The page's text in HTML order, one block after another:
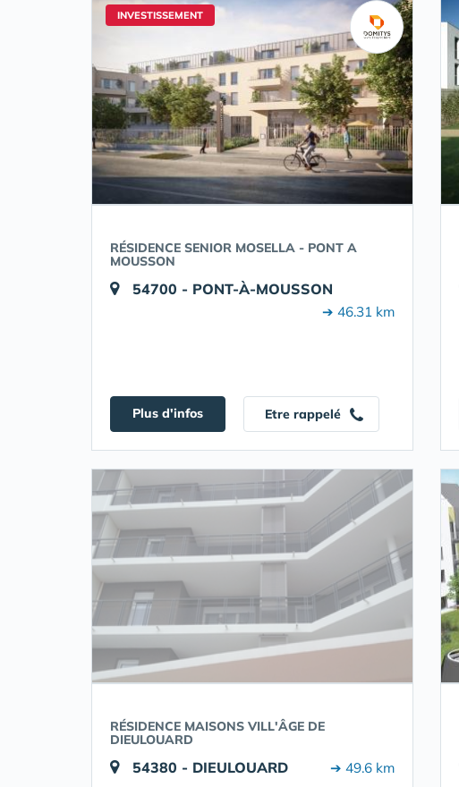
INVESTISSEMENT
RÉSIDENCE SENIOR MOSELLA - PONT A
MOUSSON
54700 - PONT-À-MOUSSON
➔ 46.31 km
Plus d'infos Etre rappelé
RÉSIDENCE MAISONS VILL'ÂGE DE
DIEULOUARD
54380 - DIEULOUARD ➔ 49.6 km